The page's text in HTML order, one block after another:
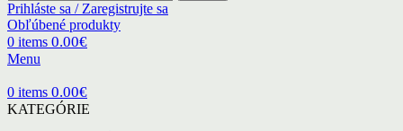
Prihláste sa / Zaregistrujte sa
Obľúbené produkty
0 items 0.00€
Menu
0 items 0.00€
KATEGÓRIE